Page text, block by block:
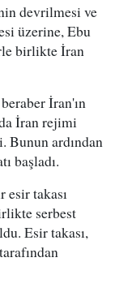
devrilmesi ve
üzerine, Ebu
birlikte İran
İran'ın
İran rejimi
Bunun ardından
başladı.
esir takası
serbest
Esir takası,